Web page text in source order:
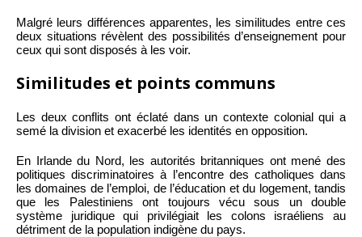
Malgré leurs différences apparentes, les similitudes entre ces
deux situations révèlent des possibilités d’enseignement pour
ceux qui sont disposés à les voir.
Similitudes et points communs
Les deux conflits ont éclaté dans un contexte colonial qui a
semé la division et exacerbé les identités en opposition.
En Irlande du Nord, les autorités britanniques ont mené des
politiques discriminatoires à l’encontre des catholiques dans
les domaines de l’emploi, de l’éducation et du logement, tandis
que les Palestiniens ont toujours vécu sous un double
système juridique qui privilégiait les colons israéliens au
détriment de la population indigène du pays.